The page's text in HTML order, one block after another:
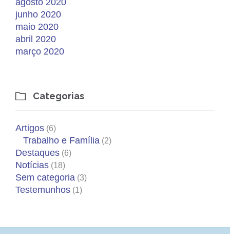
agosto 2020
junho 2020
maio 2020
abril 2020
março 2020
 Categorias
Artigos (6)
Trabalho e Família (2)
Destaques (6)
Notícias (18)
Sem categoria (3)
Testemunhos (1)